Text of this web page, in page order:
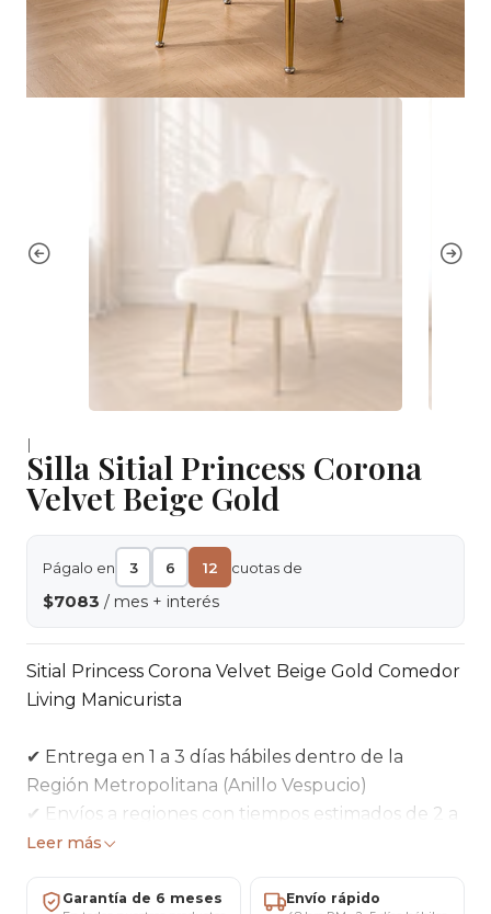
|
Silla Sitial Princess Corona
Velvet Beige Gold
Págalo en 3 6 12 cuotas de
$7083 / mes + interés
Sitial Princess Corona Velvet Beige Gold Comedor
Living Manicurista
✔ Entrega en 1 a 3 días hábiles dentro de la
Región Metropolitana (Anillo Vespucio)
✔ Envíos a regiones con tiempos estimados de 2 a
5 días hábiles
débito o transferencia bancaria
Leer más
Garantía de 6 meses Envío rápido